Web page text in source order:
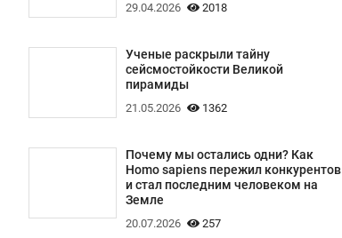
29.04.2026 2018
Ученые раскрыли тайну
сейсмостойкости Великой
пирамиды
21.05.2026 1362
Почему мы остались одни? Как
Homo sapiens пережил конкурентов
и стал последним человеком на
Земле
20.07.2026 257